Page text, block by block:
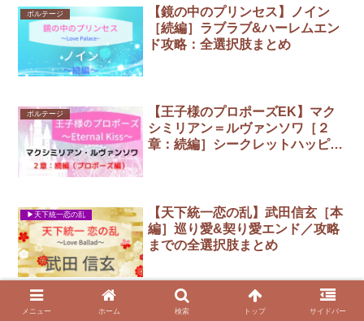
ボルテージ
【鏡の中のプリンセス】ノイン
［続編］ラブラブ&ハーレムエン
ド攻略：全選択肢まとめ
ボルテージ
【王子様のプロポーズEK】マク
シミリアン＝ルヴァンソワ［２
章：続編］シークレットハッピー
▶︎天下統一恋の乱
【天下統一恋の乱】武田信玄［本
編］巡り愛&契り愛エンド／攻略
までの全選択肢まとめ
▶︎魔界王子と魅惑のナイトメア 【魔界王子と魅惑のナイトメア】
メニュー ホーム 検索 トップ サイドバー